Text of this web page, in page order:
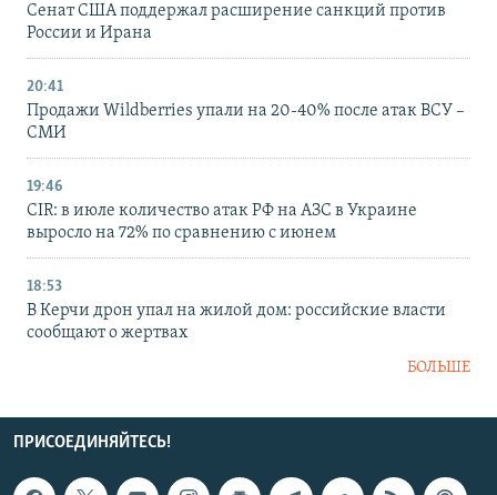
Сенат США поддержал расширение санкций против
России и Ирана
20:41
Продажи Wildberries упали на 20-40% после атак ВСУ –
СМИ
19:46
CIR: в июле количество атак РФ на АЗС в Украине
выросло на 72% по сравнению с июнем
18:53
В Керчи дрон упал на жилой дом: российские власти
сообщают о жертвах
БОЛЬШЕ
ПРИСОЕДИНЯЙТЕСЬ!